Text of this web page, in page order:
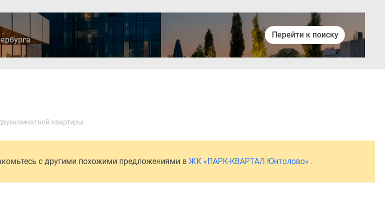
Перейти к поиску
квартиры
с другими похожими предложениями в ЖК «ПАРК-КВАРТАЛ Юнтолово» .